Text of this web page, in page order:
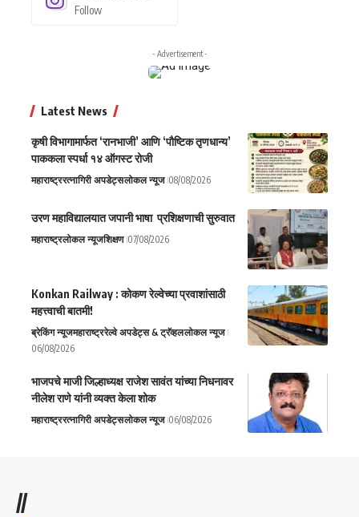
Follow
- Advertisement -
Latest News
कृषी विभागामार्फत ‘रानभाजी’ आणि ‘पौष्टिक तृणधान्य’
पाककला स्पर्धा १४ ऑगस्ट रोजी
महाराष्ट्ररत्नागिरी अपडेट्सलोकल न्यूज 08/08/2026
उरण महाविद्यालयात जपानी भाषा प्रशिक्षणाची सुरुवात
महाराष्ट्रलोकल न्यूजशिक्षण 07/08/2026
Konkan Railway : कोकण रेल्वेच्या प्रवाशांसाठी
महत्त्वाची बातमी!
ब्रेकिंग न्यूजमहाराष्ट्ररेल्वे अपडेट्स & ट्रॅव्हललोकल न्यूज
06/08/2026
भाजपचे माजी जिल्हाध्यक्ष राजेश सावंत यांच्या निधनावर
नीलेश राणे यांनी व्यक्त केला शोक
महाराष्ट्ररत्नागिरी अपडेट्सलोकल न्यूज 06/08/2026
//